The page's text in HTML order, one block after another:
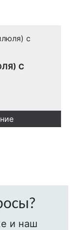
С
и наш